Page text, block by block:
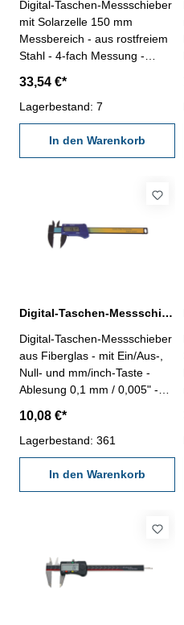
Digital-Taschen-Messschieber
mit Solarzelle 150 mm
Messbereich - aus rostfreiem
Stahl - 4-fach Messung -
umschaltbar - Genauigkeit:
0,03 mm - im Behältnis/Kasten
Messbereich 0 - 150 mm
33,54 €*
Lagerbestand: 7
In den Warenkorb
Digital-Taschen-Messschieber 0-150 mm aus Fiberglas
Digital-Taschen-Messschieber
aus Fiberglas - mit Ein/Aus-,
Null- und mm/inch-Taste -
Ablesung 0,1 mm / 0,005" -
Messbereich: 0 - 150 mm
10,08 €*
Lagerbestand: 361
In den Warenkorb